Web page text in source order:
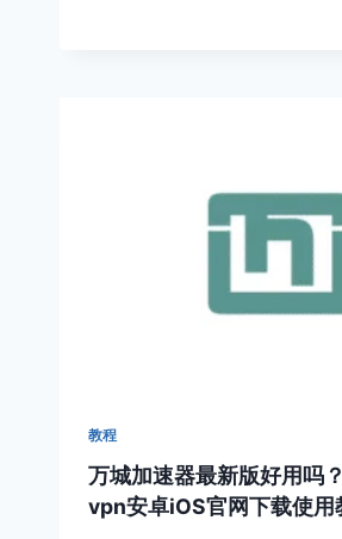
教程
万城加速器最新版好用吗
vpn安卓iOS官网下载使用